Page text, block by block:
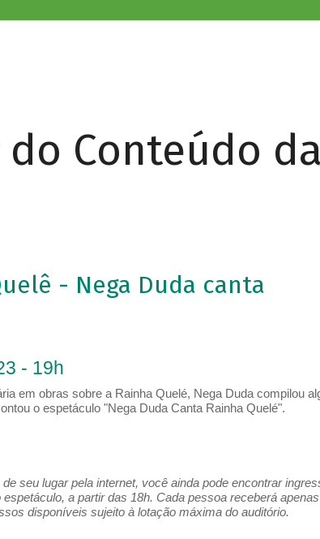
Conteúdo da
- Nega Duda canta
- 19h
em obras sobre a Rainha Quelé, Nega Duda compilou
o espetáculo "Nega Duda Canta Rainha Quelé".
seu lugar pela internet, você ainda pode encontrar
a partir das 18h. Cada pessoa receberá
disponíveis sujeito à lotação máxima do auditório.